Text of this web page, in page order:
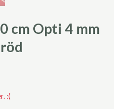
cm Opti 4 mm
:(